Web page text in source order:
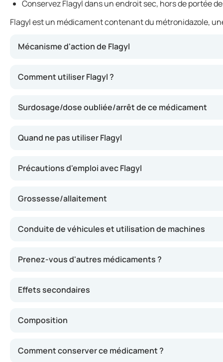
Conservez Flagyl dans un endroit sec, hors de portée
Flagyl est un médicament contenant du métronidazole,
Mécanisme d'action de Flagyl
Comment utiliser Flagyl ?
Surdosage/dose oubliée/arrêt de ce médicament
Quand ne pas utiliser Flagyl
Précautions d'emploi avec Flagyl
Grossesse/allaitement
Conduite de véhicules et utilisation de machines
Prenez-vous d'autres médicaments ?
Effets secondaires
Composition
Comment conserver ce médicament ?